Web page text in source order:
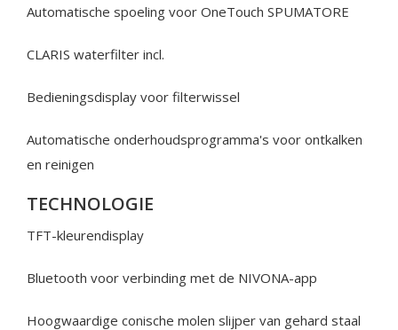
Automatische spoeling voor OneTouch SPUMATORE
CLARIS waterfilter incl.
Bedieningsdisplay voor filterwissel
Automatische onderhoudsprogramma's voor ontkalken
en reinigen
TECHNOLOGIE
TFT-kleurendisplay
Bluetooth voor verbinding met de NIVONA-app
Hoogwaardige conische molen slijper van gehard staal